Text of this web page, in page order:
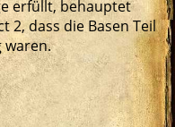
erfüllt, behauptet
2, dass die Basen Teil
waren.